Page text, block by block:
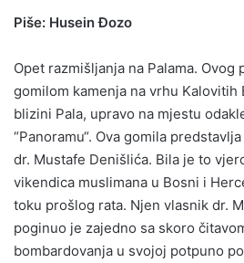
Piše: Husein Đozo
Opet razmišljanja na Palama. Ovog
gomilom kamenja na vrhu Kalovitih
blizini Pala, upravo na mjestu
“Panoramu“. Ova gomila
dr. Mustafe Denišlića. Bila je to
vikendica muslimana u Bosni i
toku prošlog rata. Njen vlasnik dr.
poginuo je zajedno sa skoro
bombardovanja u svojoj potpuno